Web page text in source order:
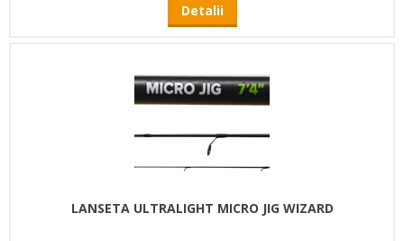
Detalii
LANSETA ULTRALIGHT MICRO JIG WIZARD